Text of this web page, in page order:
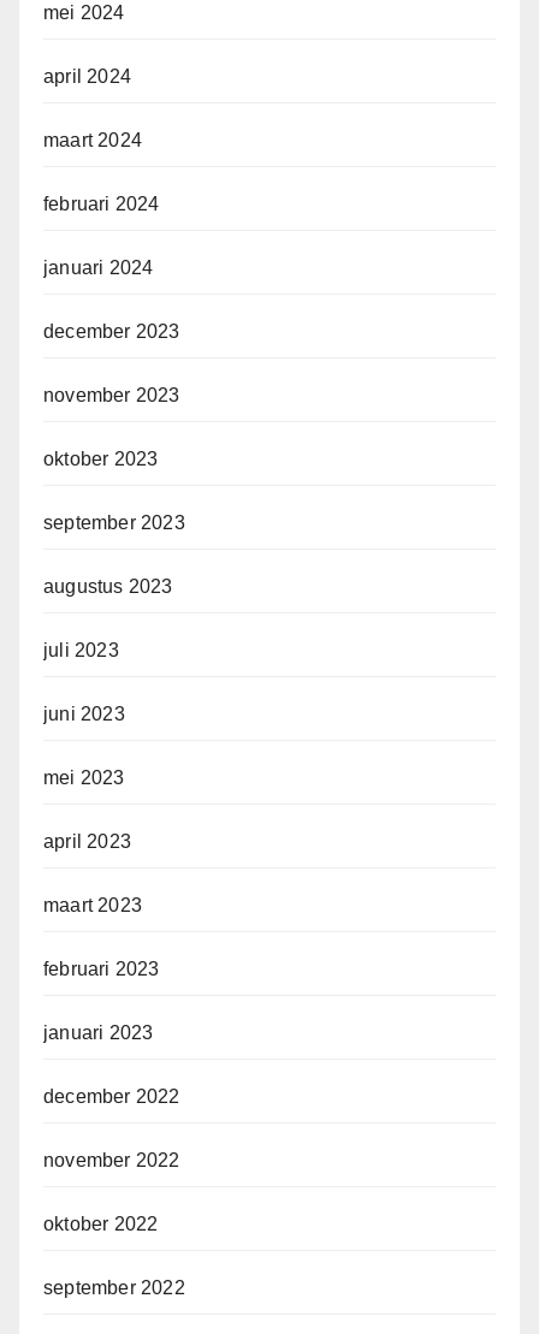
mei 2024
april 2024
maart 2024
februari 2024
januari 2024
december 2023
november 2023
oktober 2023
september 2023
augustus 2023
juli 2023
juni 2023
mei 2023
april 2023
maart 2023
februari 2023
januari 2023
december 2022
november 2022
oktober 2022
september 2022